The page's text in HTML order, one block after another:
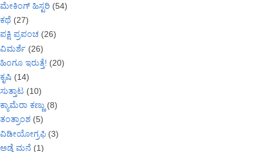
ಮೇಕಿಂಗ್ ಹಿಸ್ಟರಿ (54)
ಕಥೆ (27)
ಪಕ್ಷಿ ಪ್ರಪಂಚ (26)
ವಿಮರ್ಶೆ (26)
ಹಿಂಗೂ ಇರುತ್ತೆ! (20)
ಕೃಷಿ (14)
ಸುತ್ತಾಟ (10)
ಕ್ಯಾಮೆರಾ ಕಣ್ಣು (8)
ತಂತ್ರಾಂಶ (5)
ವಿಡೀಯೋಗ್ರಫಿ (3)
ಅಡ್ಗೆ ಮನೆ (1)